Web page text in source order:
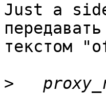
Just a
текстом
>